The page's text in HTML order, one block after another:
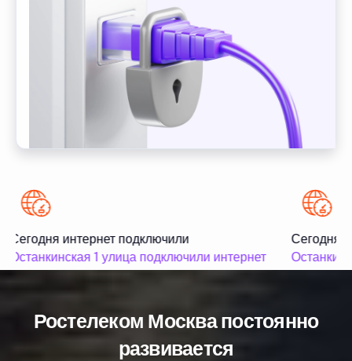
Сегодня интернет подключили
Останкинская 1 улица подключили интернет
Сегодня
Ростелеком Москва постоянно
развивается